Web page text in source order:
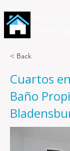
< Back
Cuartos
Baño